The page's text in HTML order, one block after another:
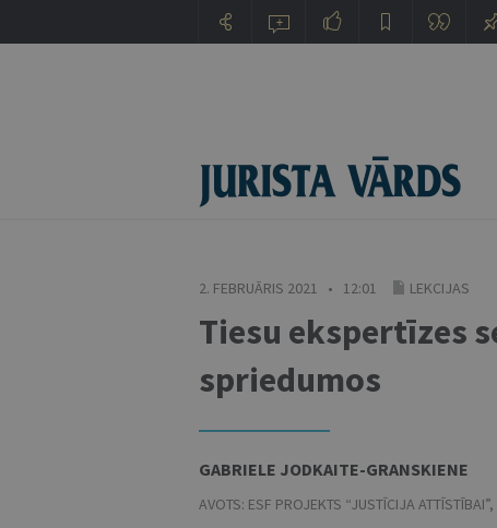
2. FEBRUĀRIS 2021 • 12:01 LEKCIJAS
Tiesu ekspertīzes
spriedumos
GABRIELE JODKAITE-GRANSKIENE
AVOTS: ESF PROJEKTS “JUSTĪCIJA ATTĪSTĪBAI”,